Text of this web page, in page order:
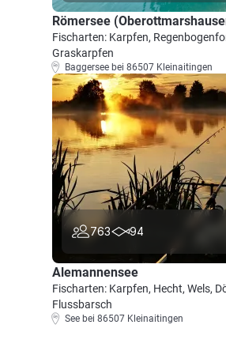
Römersee
Fischarten: Karpfen,
Graskarpfen
Baggersee bei 86507 Kleinaitingen
763 94
Alemannensee
Fischarten: Karpfen, Hecht, Wels,
Flussbarsch
See bei 86507 Kleinaitingen